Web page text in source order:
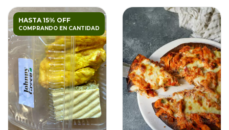
HASTA 15% OFF
COMPRANDO EN CANTIDAD